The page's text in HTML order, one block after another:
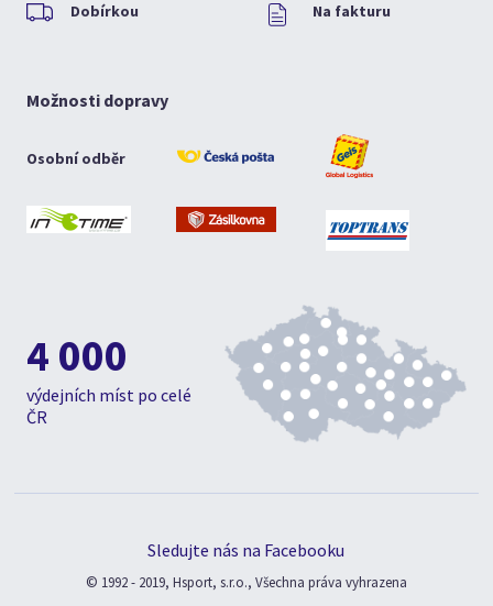
Dobírkou Na fakturu
Možnosti dopravy
Osobní odběr
4 000
výdejních míst po celé
ČR
Sledujte nás na Facebooku
© 1992 - 2019, Hsport, s.r.o., Všechna práva vyhrazena